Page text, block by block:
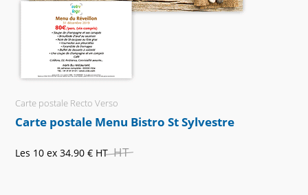
Carte postale Recto Verso
Carte postale Menu Bistro St Sylvestre
Les 10 ex 34.90 € HT HT